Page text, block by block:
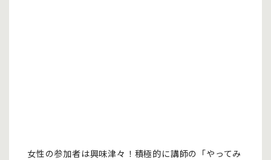
女性の参加者は興味津々！積極的に講師の「やってみ